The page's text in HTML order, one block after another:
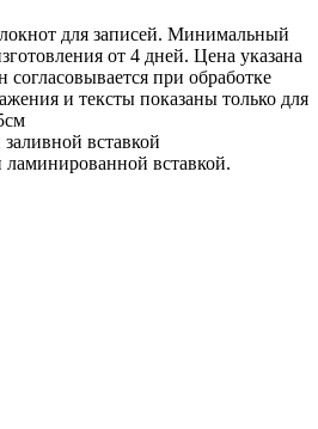
для записей. Минимальный
от 4 дней. Цена указана
согласовывается при обработке
и тексты показаны только для
вставкой
вставкой.